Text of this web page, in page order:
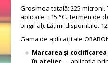
Grosimea totală: 225
aplicare: +15 °C. Termen de
original). Lățimi disponibile:
Gama de aplicații ale
Marcarea și
în atelier— aplicația